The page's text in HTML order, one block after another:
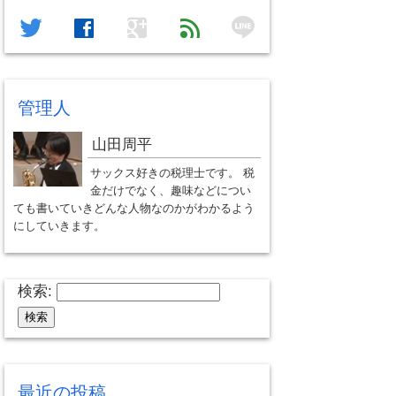
twitter facebook google feed line
管理人
山田周平
サックス好きの税理士です。 税
金だけでなく、趣味などについ
ても書いていきどんな人物なのかがわかるよう
にしていきます。
検索: